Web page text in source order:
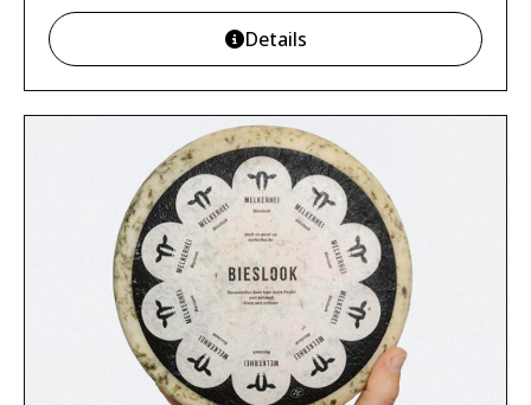
Details